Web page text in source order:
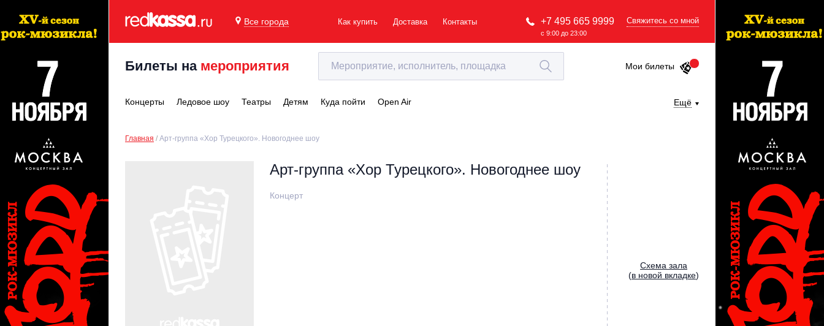
Все города Как купить Доставка Контакты +7 495 665 9999
с 9:00 до 23:00
Свяжитесь со мной
Билеты на мероприятия Мои билеты
Концерты Ледовое шоу Театры Детям Куда пойти Open Air Ещё
Главная Арт-группа «Хор Турецкого». Новогоднее шоу
Арт-группа «Хор Турецкого». Новогоднее шоу
Концерт
Cхема зала
(в новой вкладке)